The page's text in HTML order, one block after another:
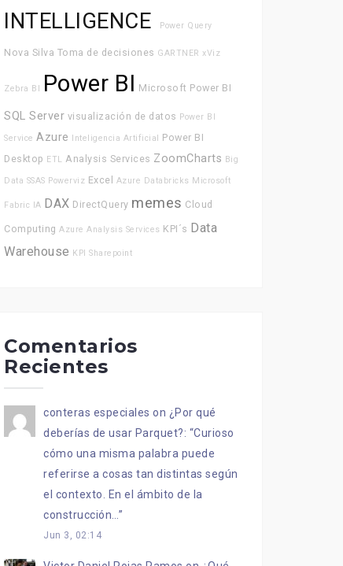
INTELLIGENCE
Power Query
Nova Silva Toma de decisiones GARTNER xViz
Zebra BI Power BI Microsoft Power BI
SQL Server visualización de datos Power BI
Service Azure Inteligencia Artificial Power BI
Desktop ETL Analysis Services ZoomCharts Big
Data SSAS Powerviz Excel Azure Databricks Microsoft
Fabric IA DAX DirectQuery memes Cloud
Computing Azure Analysis Services KPI´s Data
Warehouse KPI Sharepoint
Comentarios
Recientes
conteras especiales on ¿Por qué
deberías de usar Parquet?: “Curioso
cómo una misma palabra puede
referirse a cosas tan distintas según
el contexto. En el ámbito de la
construcción… ”
Jun 3, 02:14